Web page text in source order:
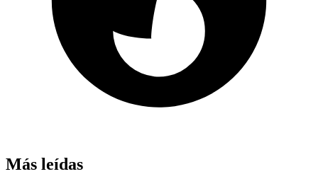
Más leídas